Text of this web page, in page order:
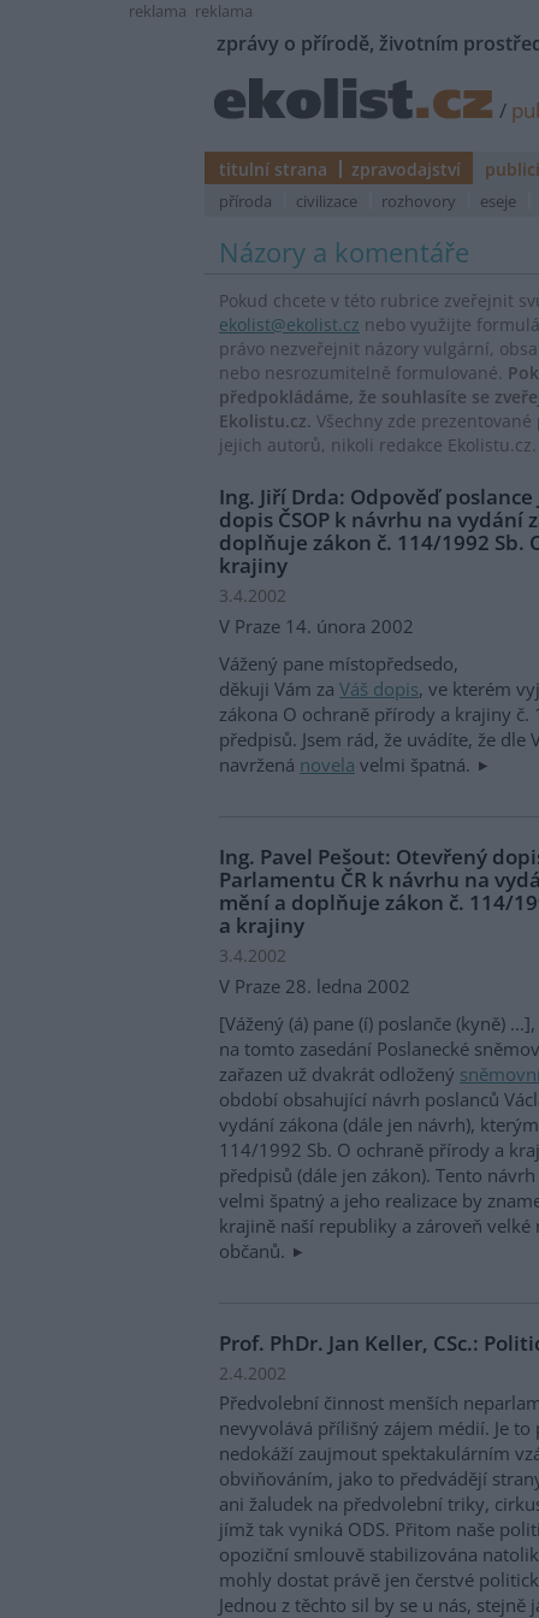
reklama reklama
zprávy o přírodě, životním
/
titulní strana zpravodajství
příroda civilizace rozhovory eseje
Názory a komentáře
Pokud chcete v této rubrice zveřejnit
ekolist@ekolist.cz nebo využijte
právo nezveřejnit názory vulgární,
nebo nesrozumitelně formulované.
předpokládáme, že souhlasíte se
Ekolistu.cz. Všechny zde
jejich autorů, nikoli redakce Ekolistu.cz.
Ing. Jiří Drda: Odpověď
dopis ČSOP k návrhu na vydání
doplňuje zákon č. 114/1992 Sb.
krajiny
3.4.2002
V Praze 14. února 2002
Vážený pane místopředsedo,
děkuji Vám za Váš dopis, ve kterém
zákona O ochraně přírody a krajiny
předpisů. Jsem rád, že uvádíte, že dle
navržená novela velmi špatná.
Ing. Pavel Pešout: Otevřený
Parlamentu ČR k návrhu na
mění a doplňuje zákon č. 114/
a krajiny
3.4.2002
V Praze 28. ledna 2002
[Vážený (á) pane (í) poslanče (kyně) ...],
na tomto zasedání Poslanecké
zařazen už dvakrát odložený
období obsahující návrh poslanců
vydání zákona (dále jen návrh),
114/1992 Sb. O ochraně přírody a
předpisů (dále jen zákon). Tento
velmi špatný a jeho realizace by
krajině naší republiky a zároveň velké
občanů.
Prof. PhDr. Jan Keller, CSc.:
2.4.2002
Předvolební činnost menších
nevyvolává přílišný zájem médií. Je
nedokáží zaujmout spektakulárním
obviňováním, jako to předvádějí
ani žaludek na předvolební triky,
jímž tak vyniká ODS. Přitom naše
opoziční smlouvě stabilizována
mohly dostat právě jen čerstvé
Jednou z těchto sil by se u nás,